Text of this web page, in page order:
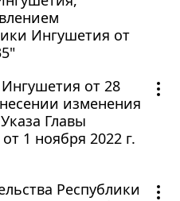
Ингушетия от
от 28
изменения
Главы
1 ноября 2022 г.
Республики